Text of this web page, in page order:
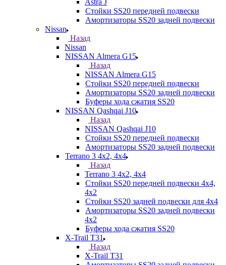
Astra J
Стойки SS20 передней подвески
Амортизаторы SS20 задней подвески
Nissan
Назад
Nissan
NISSAN Almera G15
Назад
NISSAN Almera G15
Стойки SS20 передней подвески
Амортизаторы SS20 задней подвески
Буферы хода сжатия SS20
NISSAN Qashqai J10
Назад
NISSAN Qashqai J10
Стойки SS20 передней подвески
Амортизаторы SS20 задней подвески
Terrano 3 4х2, 4х4
Назад
Terrano 3 4х2, 4х4
Стойки SS20 передней подвески 4х4,
4x2
Стойки SS20 задней подвески для 4х4
Амортизаторы SS20 задней подвески
4х2
Буферы хода сжатия SS20
X-Trail T31
Назад
X-Trail T31